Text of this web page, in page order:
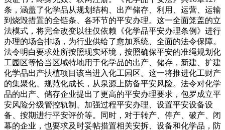
条，涵盖了化学品从规划结构、出产储存、利用、运营、运输
到烧毁措置的全链条、各环节的平安办理。这一全面笼盖的立
法模式，将完全改变以往仅依赖《化学品平安办理条例》进行
办理的场合排场，为行业供给了愈加系统、全面的法令保障。
法令明白要求处所按照现实环境，按照确保平安的准绳规划化
工园区等恰当区域特地用于化学品的出产、储存，新建、扩建
化学品出产扶植项目该当进入化工园区。这一将推进化工财产
的集聚化、规范化成长，从泉源上防备平安风险。法令对化学
品的出产、储存企业提出了更高的平安办理要求，包罗成立平
安风险分级管控轨制、加强过程平安办理、设置平安设备设
备、按期进行平安评价等。同时，对于转产、停产、破产、闭
幕的企业，也要求及时妥帖措置相关安拆、设备和化学品，防